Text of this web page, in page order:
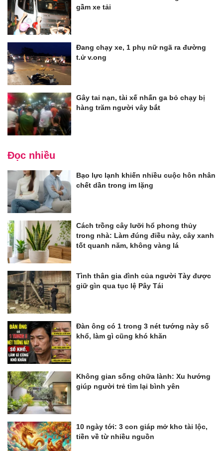
gầm xe tải
Đang chạy xe, 1 phụ nữ ngã ra đường
t.ử v.ong
Gây tai nạn, tài xế nhấn ga bỏ chạy bị
hàng trăm người vây bắt
Đọc nhiều
Bạo lực lạnh khiến nhiều cuộc hôn nhân
chết dần trong im lặng
Cách trồng cây lưỡi hổ phong thủy
trong nhà: Làm đúng điều này, cây xanh
tốt quanh năm, không vàng lá
Tình thân gia đình của người Tày được
giữ gìn qua tục lệ Pây Tái
Đàn ông có 1 trong 3 nét tướng này số
khổ, làm gì cũng khó khăn
Không gian sống chữa lành: Xu hướng
giúp người trẻ tìm lại bình yên
10 ngày tới: 3 con giáp mở kho tài lộc,
tiền về từ nhiều nguồn